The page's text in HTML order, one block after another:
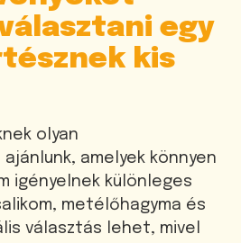
egy
kis
olyan
amelyek könnyen
igényelnek különleges
metélőhagyma és
választás lehet, mivel